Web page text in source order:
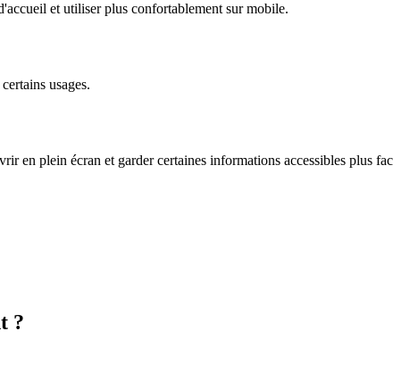
et utiliser plus confortablement sur mobile.
usages.
en plein écran et garder certaines informations accessibles plus
?